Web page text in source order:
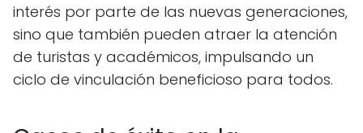
interés por parte de las nuevas generaciones,
sino que también pueden atraer la atención
de turistas y académicos, impulsando un
ciclo de vinculación beneficioso para todos.